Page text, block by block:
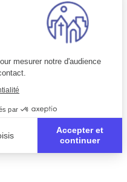
mesurer notre d'audience
par
Accepter et
continuer